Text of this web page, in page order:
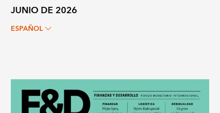
JUNIO DE 2026
ESPAÑOL